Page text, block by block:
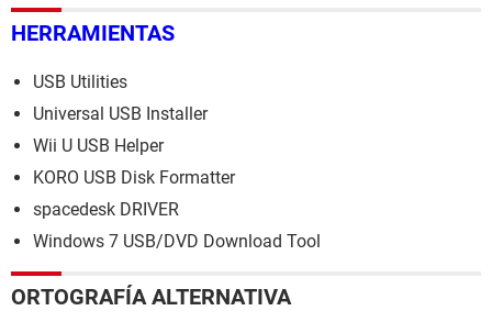
HERRAMIENTAS
USB Utilities
Universal USB Installer
Wii U USB Helper
KORO USB Disk Formatter
spacedesk DRIVER
Windows 7 USB/DVD Download Tool
ORTOGRAFÍA ALTERNATIVA